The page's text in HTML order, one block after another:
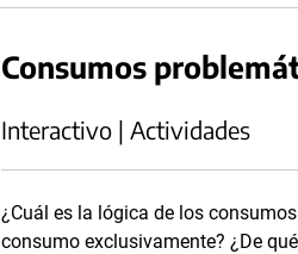
Consumos
Interactivo | Actividades
¿Cuál es la lógica de los
consumo exclusivamente? ¿De